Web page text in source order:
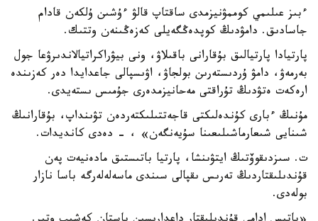
ءبىز عىلىمي كوممۋنيزمدى ساقتاپ قالۋ ءۇشىن ۇلكەن قادام
جاسادىق. دامۋدىڭ كوپدەڭگەيلى كەزەڭىنەن وتتىك.
پارتيادا پارتيالىق بۇقارانى باقىلاۋ، ونى بيۋراكراتيالاندىرۋعا جول
بەرمەۋ، دامۋ ۇردىستەرىن بولجاۋ، اۋىسپالى جاعدايدا دەر كەزىندە
ارەكەت ەتۋدىڭ تۇراقتى مەحانيزمدەرى جۇمىس ىستەيدى.
مۇنىڭ ءبارى كۇندەلىكتى قاجەتتىلىكتەردەن تۋىنداپ، بۇقارانىڭ
شىنايى شىعارماشىلىعىنا سۇيەنگەن» ، - دەدى كانديدات.
ت. سىزدىقوۆتىڭ ايتۋىنشا، پارتيا باتىستىق مادەنيەت پەن
قۇندىلىقتاردىڭ تەرىس ىقپالى سىندى ماسەلەلەرگە باسا نازار
بولەدى.